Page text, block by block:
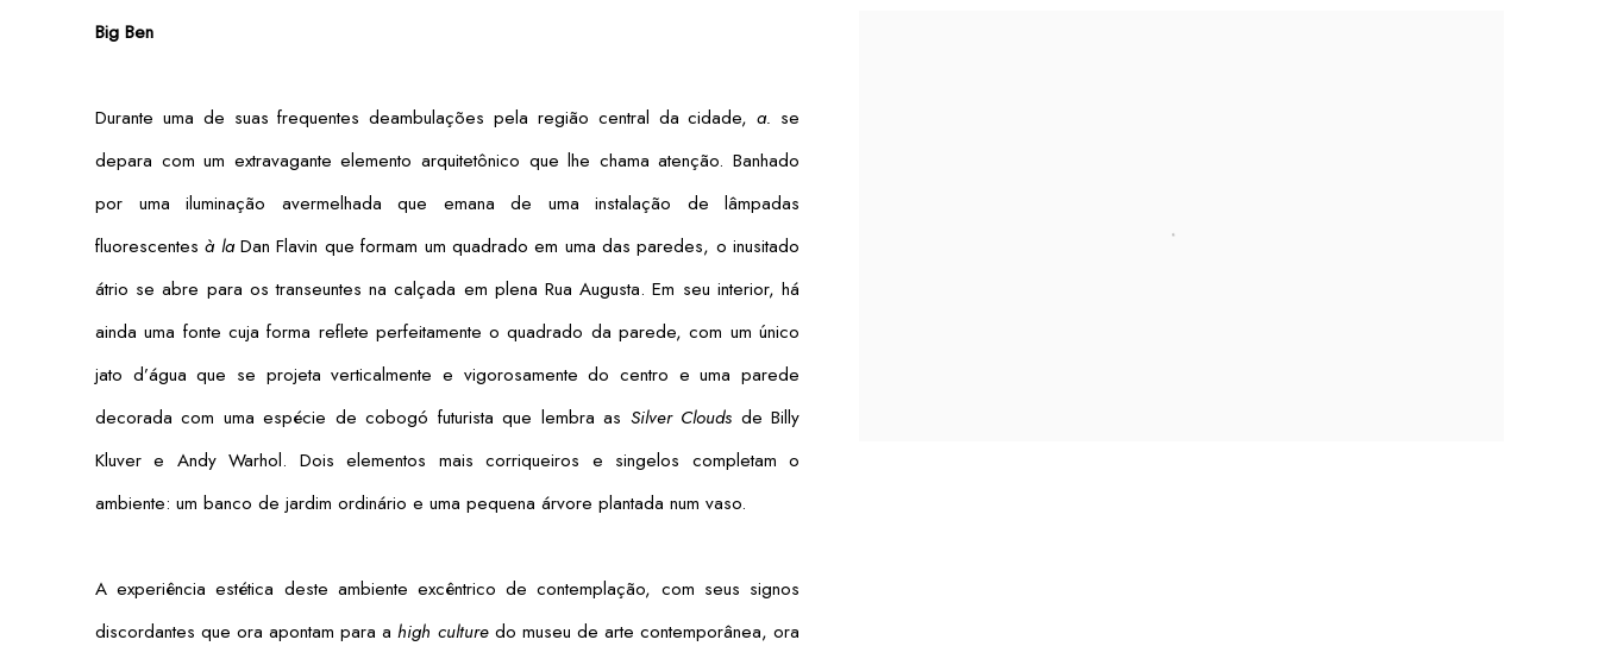
Big Ben
Durante uma de suas frequentes deambulações pela região central da cidade,a. se
depara com um extravagante elemento arquitetônico que lhe chama atenção. Banhado
por uma iluminação avermelhada que emana de uma instalação de lâmpadas
fluorescentesà laDan Flavin que formam um quadrado em uma das paredes, o inusitado
átrio se abre para os transeuntes na calçada em plena Rua Augusta. Em seu interior, há
ainda uma fonte cuja forma reflete perfeitamente o quadrado da parede, com um único
jato d’água que se projeta verticalmente e vigorosamente do centro e uma parede
decorada com uma espécie de cobogó futurista que lembra as Silver Clouds de Billy
Kluver e Andy Warhol. Dois elementos mais corriqueiros e singelos completam o
ambiente: um banco de jardim ordinário e uma pequena árvore plantada num vaso.
A experiência estética deste ambiente excêntrico de contemplação, com seus signos
discordantes que ora apontam para ahigh culturedo museu de arte contemporânea, ora